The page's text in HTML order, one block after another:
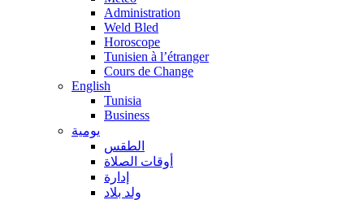
Administration
Weld Bled
Horoscope
Tunisien à l’étranger
Cours de Change
English
Tunisia
Business
يومية
الطقس
أوقات الصلاة
إدارة
ولد بلاد